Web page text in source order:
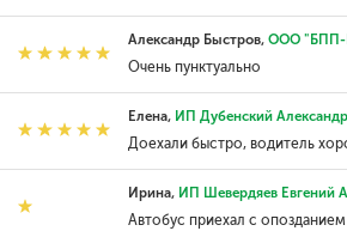
Александр Быстров, ООО "БПП-
Очень пунктуально
Елена, ИП Дубенский
Доехали быстро, водитель
Ирина, ИП Шевердяев Евгений
Автобус приехал с